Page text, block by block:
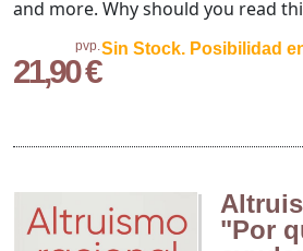
pvp.
21,90 €
Sin Stock. Posibilidad
and more. Why should you read
"Por